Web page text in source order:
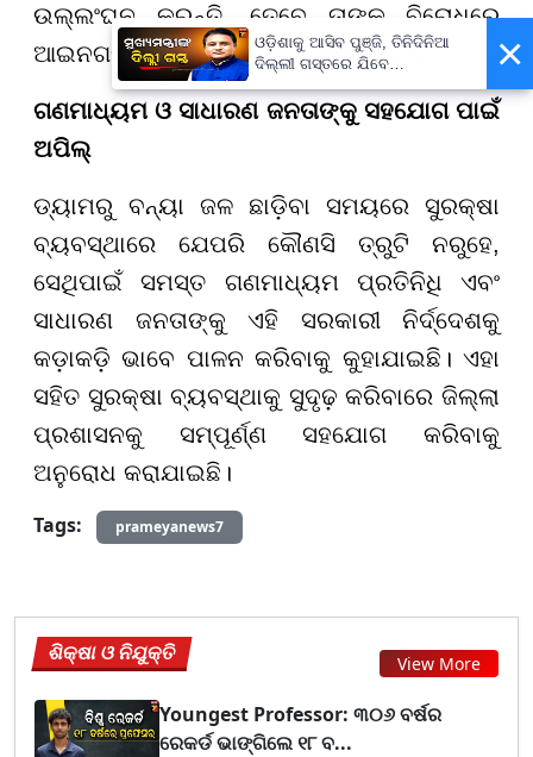
ଉଲ୍ଲଂଘନ କରନ୍ତି, ତେବେ ତାଙ୍କ ବିରୋଧରେ
ଆଇନଗତ କାର୍ଯ୍ୟାନୁଷ୍ଠାନ ଗ୍ରହଣ କରାଯିବ।
ଗଣମାଧ୍ୟମ ଓ ସାଧାରଣ ଜନତାଙ୍କୁ ସହଯୋଗ ପାଇଁ
ଅପିଲ୍
ଡ୍ୟାମରୁ ବନ୍ୟା ଜଳ ଛାଡ଼ିବା ସମୟରେ ସୁରକ୍ଷା
ବ୍ୟବସ୍ଥାରେ ଯେପରି କୌଣସି ତ୍ରୁଟି ନରୁହେ,
ସେଥିପାଇଁ ସମସ୍ତ ଗଣମାଧ୍ୟମ ପ୍ରତିନିଧି ଏବଂ
ସାଧାରଣ ଜନତାଙ୍କୁ ଏହି ସରକାରୀ ନିର୍ଦ୍ଦେଶକୁ
କଡ଼ାକଡ଼ି ଭାବେ ପାଳନ କରିବାକୁ କୁହାଯାଇଛି। ଏହା
ସହିତ ସୁରକ୍ଷା ବ୍ୟବସ୍ଥାକୁ ସୁଦୃଢ଼ କରିବାରେ ଜିଲ୍ଲା
ପ୍ରଶାସନକୁ ସମ୍ପୂର୍ଣ୍ଣ ସହଯୋଗ କରିବାକୁ
ଅନୁରୋଧ କରାଯାଇଛି।
Tags:
prameyanews7
ଶିକ୍ଷା ଓ ନିଯୁକ୍ତି View More
Youngest Professor: ୩୦୬ ବର୍ଷର
ରେକର୍ଡ ଭାଙ୍ଗିଲେ ୧୮ ବ...
×
ଓଡ଼ିଶାକୁ ଆସିବ ପୁଞ୍ଜି, ତିନିଦିନିଆ
ଦିଲ୍ଲୀ ଗସ୍ତରେ ଯିବେ
ମୁଖ୍ୟମନ୍ତ୍ରୀ ମୋହନ ମାଝୀ